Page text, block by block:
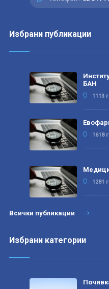
Избрани публикации
БАН
1113
1618
1281
Всички публикации
Избрани категории